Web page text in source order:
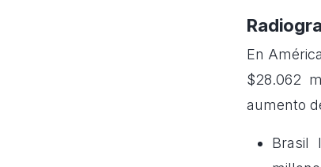
En
$28.062
aumento
Brasil